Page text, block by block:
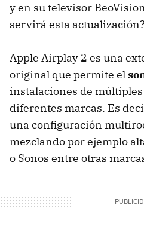
y en su televisor
servirá esta actualización?
Apple Airplay 2 es una
original que permite el
instalaciones de múltiples
diferentes marcas. Es
una configuración
mezclando por ejemplo
o Sonos entre otras